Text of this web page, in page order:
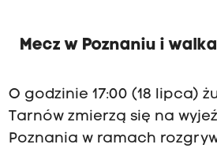
Mecz w Poznaniu i
O godzinie 17:00 (18 lipca)
Tarnów zmierzą się na
Poznania w ramach